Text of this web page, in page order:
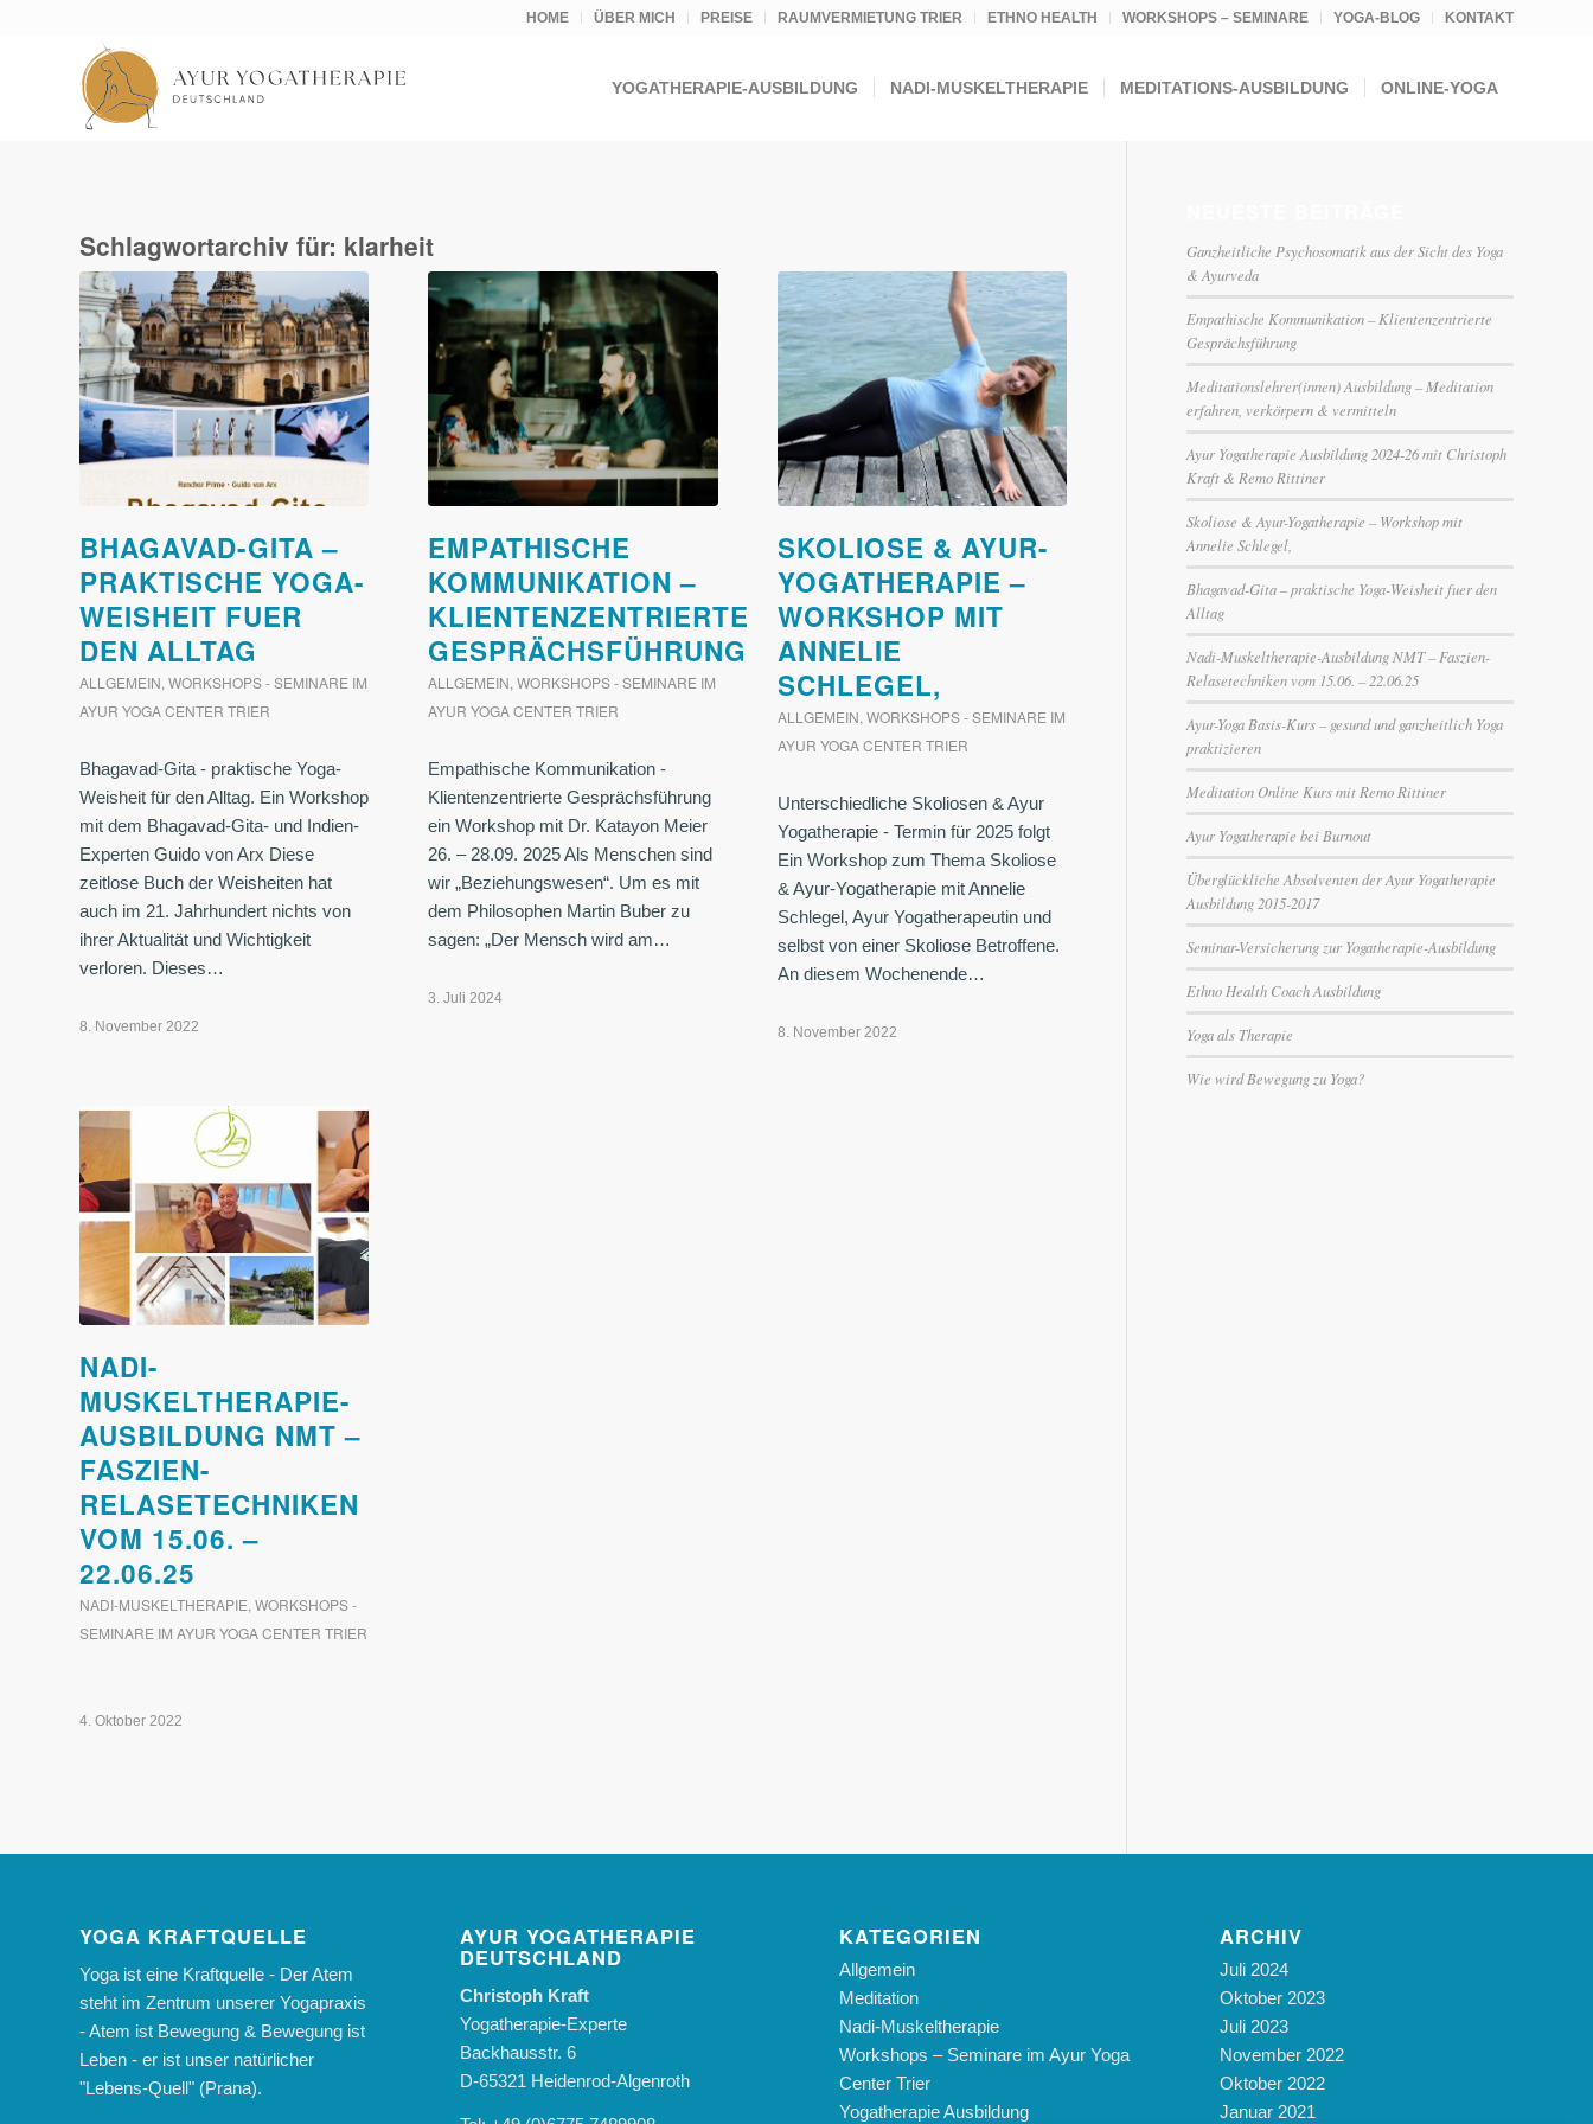
HOME ÜBER MICH PREISE RAUMVERMIETUNG TRIER ETHNO HEALTH WORKSHOPS – SEMINARE YOGA-BLOG KONTAKT
YOGATHERAPIE-AUSBILDUNG NADI-MUSKELTHERAPIE MEDITATIONS-AUSBILDUNG ONLINE-YOGA
Schlagwortarchiv für: klarheit
BHAGAVAD-GITA –
PRAKTISCHE YOGA-
WEISHEIT FUER
DEN ALLTAG
ALLGEMEIN, WORKSHOPS - SEMINARE IM
AYUR YOGA CENTER TRIER
Bhagavad-Gita - praktische Yoga-
Weisheit für den Alltag. Ein Workshop
mit dem Bhagavad-Gita- und Indien-
Experten Guido von Arx Diese
zeitlose Buch der Weisheiten hat
auch im 21. Jahrhundert nichts von
ihrer Aktualität und Wichtigkeit
verloren. Dieses…
8. November 2022
EMPATHISCHE
KOMMUNIKATION –
KLIENTENZENTRIERTE
GESPRÄCHSFÜHRUNG
ALLGEMEIN,WORKSHOPS - SEMINARE IM
AYUR YOGA CENTER TRIER
Empathische Kommunikation -
Klientenzentrierte Gesprächsführung
ein Workshop mit Dr. Katayon Meier
26. – 28.09. 2025 Als Menschen sind
wir „Beziehungswesen“. Um es mit
dem Philosophen Martin Buber zu
sagen: „Der Mensch wird am…
3. Juli 2024
SKOLIOSE & AYUR-
YOGATHERAPIE –
WORKSHOP MIT
ANNELIE
SCHLEGEL,
ALLGEMEIN, WORKSHOPS - SEMINARE IM
AYUR YOGA CENTER TRIER
Unterschiedliche Skoliosen & Ayur
Yogatherapie - Termin für 2025 folgt
Ein Workshop zum Thema Skoliose
& Ayur-Yogatherapie mit Annelie
Schlegel, Ayur Yogatherapeutin und
selbst von einer Skoliose Betroffene.
An diesem Wochenende…
8. November 2022
NADI-
MUSKELTHERAPIE-
AUSBILDUNG NMT –
FASZIEN-
RELASETECHNIKEN
VOM 15.06. –
22.06.25
NADI-MUSKELTHERAPIE, WORKSHOPS -
SEMINARE IM AYUR YOGA CENTER TRIER
4. Oktober 2022
Ganzheitliche Psychosomatik aus der Sicht des Yoga
& Ayurveda
Empathische Kommunikation – Klientenzentrierte
Gesprächsführung
Meditationslehrer(innen) Ausbildung – Meditation
erfahren, verkörpern & vermitteln
Ayur Yogatherapie Ausbildung 2024-26 mit Christoph
Kraft & Remo Rittiner
Skoliose & Ayur-Yogatherapie – Workshop mit
Annelie Schlegel,
Bhagavad-Gita – praktische Yoga-Weisheit fuer den
Alltag
Nadi-Muskeltherapie-Ausbildung NMT – Faszien-
Relasetechniken vom 15.06. – 22.06.25
Ayur-Yoga Basis-Kurs – gesund und ganzheitlich Yoga
praktizieren
Meditation Online Kurs mit Remo Rittiner
Ayur Yogatherapie bei Burnout
Überglückliche Absolventen der Ayur Yogatherapie
Ausbildung 2015-2017
Seminar-Versicherung zur Yogatherapie-Ausbildung
Ethno Health Coach Ausbildung
Yoga als Therapie
Wie wird Bewegung zu Yoga?
YOGA KRAFTQUELLE
Yoga ist eine Kraftquelle - Der Atem
steht im Zentrum unserer Yogapraxis
- Atem ist Bewegung & Bewegung ist
Leben - er ist unser natürlicher
"Lebens-Quell" (Prana).
AYUR YOGATHERAPIE
DEUTSCHLAND
Christoph Kraft
Yogatherapie-Experte
Backhausstr. 6
D-65321 Heidenrod-Algenroth
KATEGORIEN
Allgemein
Meditation
Nadi-Muskeltherapie
Workshops – Seminare im Ayur Yoga
Center Trier
Yogatherapie Ausbildung
ARCHIV
Juli 2024
Oktober 2023
Juli 2023
November 2022
Oktober 2022
Januar 2021